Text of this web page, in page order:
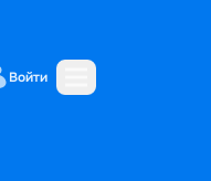
Войти